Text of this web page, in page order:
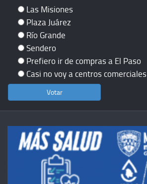
Las Misiones
Plaza Juárez
Río Grande
Sendero
Prefiero ir de compras a El Paso
Casi no voy a centros comerciales